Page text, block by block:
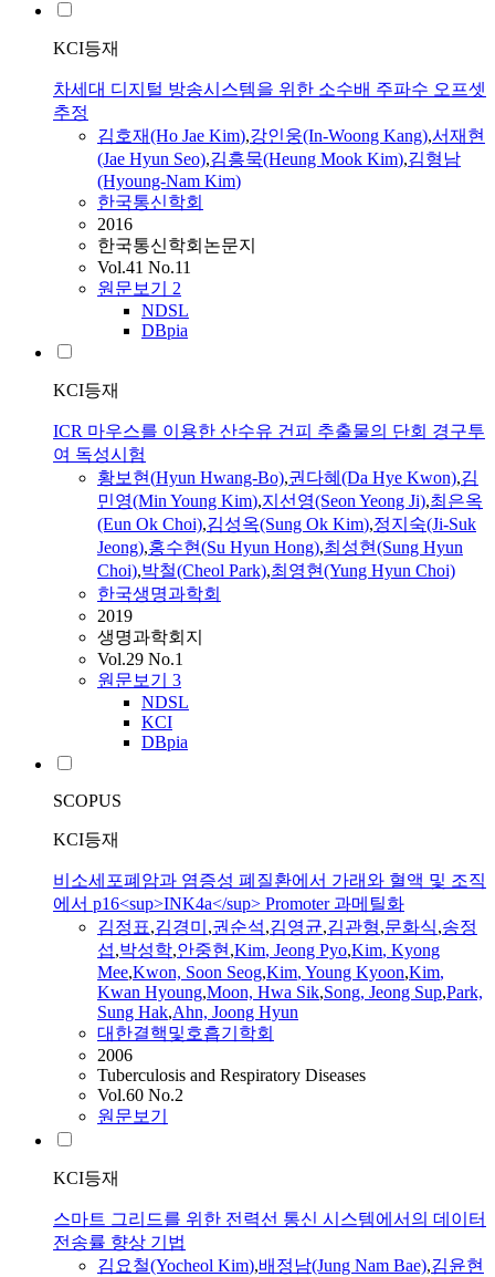
KCI등재
차세대 디지털 방송시스템을 위한 소수배 주파수 오프셋
추정
김호재(Ho Jae Kim),강인웅(In-Woong Kang),서재 현
(Jae Hyun Seo),김흥묵(Heung Mook Kim),김형남
(Hyoung-Nam Kim)
한국통신학회
2016
한국통신학회논문지
Vol.41 No.11
원문보기 2
NDSL
DBpia
KCI등재
ICR 마우스를 이용한 산수유 건피 추출물의 단회 경구투
여 독성시험
황보현(Hyun Hwang-Bo),권다혜(Da Hye Kwon),김
민영(Min Young Kim),지선영(Seon Yeong Ji),최은옥
(Eun Ok Choi),김성옥(Sung Ok Kim),정지숙(Ji-Suk
Jeong),홍수현(Su Hyun Hong),최성현(Sung Hyun
Choi),박철(Cheol Park),최영현(Yung Hyun Choi)
한국생명과학회
2019
생명과학회지
Vol.29 No.1
원문보기 3
NDSL
KCI
DBpia
SCOPUS
KCI등재
비소세포폐암과 염증성 폐질환에서 가래와 혈액 및 조직
에서 p16<sup>INK4a</sup> Promoter 과메틸화
김정표,김경미 ,권순석,김영균,김관형,문화식,송정
섭,박성학,안중현,Kim, Jeong Pyo,Kim, Kyong
Mee,Kwon, Soon Seog,Kim, Young Kyoon,Kim,
Kwan Hyoung,Moon, Hwa Sik,Song, Jeong Sup,Park,
Sung Hak,Ahn, Joong Hyun
대한결핵및호흡기학회
2006
Tuberculosis and Respiratory Diseases
Vol.60 No.2
원문보기
KCI등재
스마트 그리드를 위한 전력선 통신 시스템에서의 데이터
전송률 향상 기법
김요철(Yocheol Kim),배정남(Jung Nam Bae),김윤현